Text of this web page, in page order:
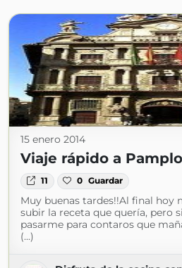
15 enero 2014
Viaje rápido a
11 0 Guardar
Muy buenas tardes!!Al final hoy
subir la receta que quería, pero
pasarme para contaros que
(...)